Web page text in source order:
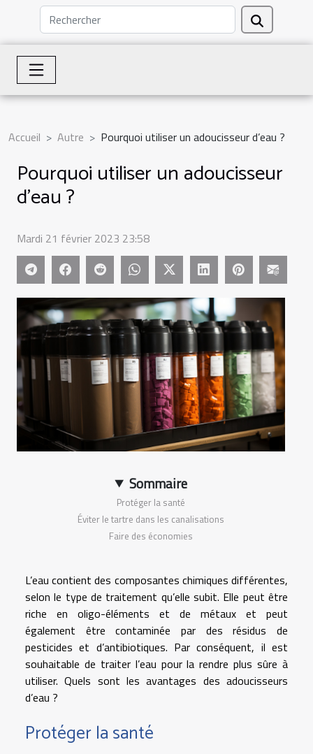
Accueil Autre Pourquoi utiliser un adoucisseur d’eau ?
Pourquoi utiliser un adoucisseur
d’eau ?
Mardi 21 février 2023 23:58
Sommaire
Protéger la santé
Éviter le tartre dans les canalisations
Faire des économies
L’eau contient des composantes chimiques différentes,
selon le type de traitement qu’elle subit. Elle peut être
riche en oligo-éléments et de métaux et peut
également être contaminée par des résidus de
pesticides et d’antibiotiques. Par conséquent, il est
souhaitable de traiter l’eau pour la rendre plus sûre à
utiliser. Quels sont les avantages des adoucisseurs
d’eau ?
Protéger la santé